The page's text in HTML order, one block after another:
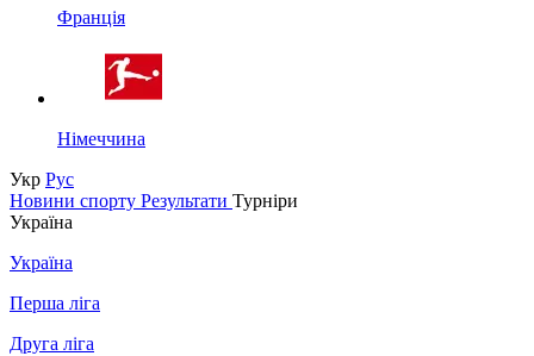
Франція
Німеччина
Укр Рус
Новини спорту Результати Турніри
Україна
Україна
Перша ліга
Друга ліга